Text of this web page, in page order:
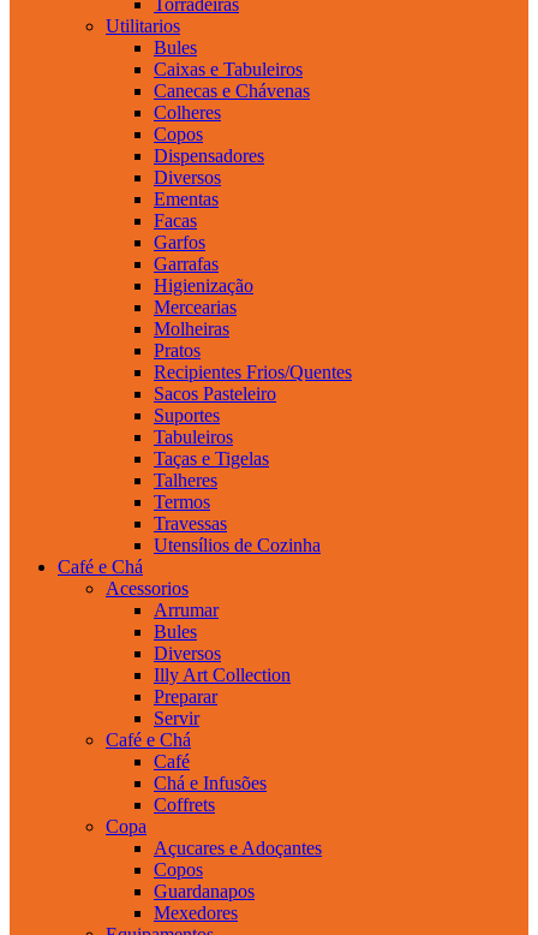
Utilitarios
Bules
Caixas e Tabuleiros
Canecas e Chávenas
Colheres
Copos
Dispensadores
Diversos
Ementas
Facas
Garfos
Garrafas
Higienização
Mercearias
Molheiras
Pratos
Recipientes Frios/Quentes
Sacos Pasteleiro
Suportes
Tabuleiros
Taças e Tigelas
Talheres
Termos
Travessas
Utensílios de Cozinha
Café e Chá
Acessorios
Arrumar
Bules
Diversos
Illy Art Collection
Preparar
Servir
Café e Chá
Café
Chá e Infusões
Coffrets
Copa
Açucares e Adoçantes
Copos
Guardanapos
Mexedores